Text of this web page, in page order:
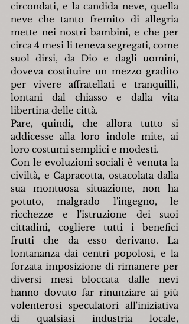
circondati, e la candida neve, quella
neve che tanto fremito di allegria
mette nei nostri bambini, e che per
circa 4 mesi li teneva segregati, come
suol dirsi, da Dio e dagli uomini,
doveva costituire un mezzo gradito
per vivere affratellati e tranquilli,
lontani dal chiasso e dalla vita
libertina delle città.
Pare, quindi, che allora tutto si
addicesse alla loro indole mite, ai
loro costumi semplici e modesti.
Con le evoluzioni sociali è venuta la
civiltà, e Capracotta, ostacolata dalla
sua montuosa situazione, non ha
potuto, malgrado l'ingegno, le
ricchezze e l'istruzione dei suoi
cittadini, cogliere tutti i benefici
frutti che da esso derivano. La
lontananza dai centri popolosi, e la
forzata imposizione di rimanere per
diversi mesi bloccata dalle nevi
hanno dovuto far rinunziare ai più
volenterosi speculatori all'iniziativa
di qualsiasi industria locale,